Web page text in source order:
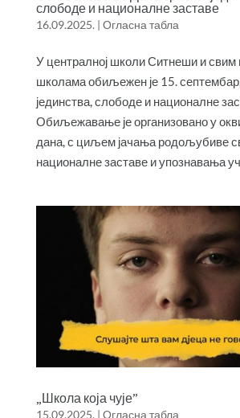
слободе и националне заставе
16.09.2025. | Огласна табла
У централној школи Ситнеши и свим
школама обиљежен је 15.
јединства, слободе и националне
Обиљежавање је организовано у
дана, с циљем јачања родољубиве
националне заставе и упознавања
„Школа која чује”
15.09.2025. | Огласна табла